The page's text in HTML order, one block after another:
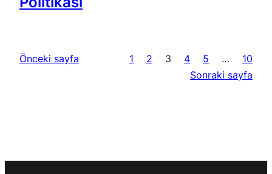
Önceki sayfa 1 2 3 4 5 …
10
Sonraki sayfa